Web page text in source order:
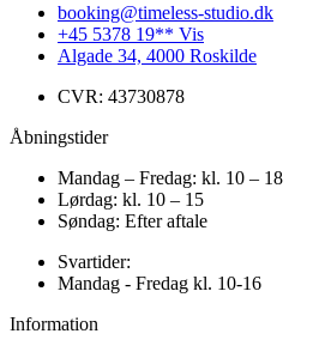
booking@timeless-studio.dk
+45 5378 19** Vis
Algade 34, 4000 Roskilde
CVR: 43730878
Åbningstider
Mandag – Fredag: kl. 10 – 18
Lørdag: kl. 10 – 15
Søndag: Efter aftale
Svartider:
Mandag - Fredag kl. 10-16
Information